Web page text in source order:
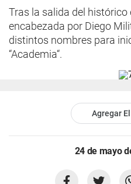
Tras la salida del histórico
encabezada por Diego
distintos nombres para
“Academia“.
Agregar
24 de mayo